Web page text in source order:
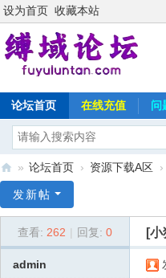
设为首页 收藏本站
论坛首页 在线充值 问
域
» 论坛首页 › 资源下载A区 ›
发新帖
查看: 262 回复: 0 [
admin